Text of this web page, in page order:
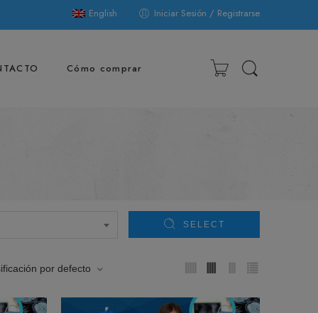
English Iniciar Sesión / Registrarse
Cómo comprar
SELECT
por defecto